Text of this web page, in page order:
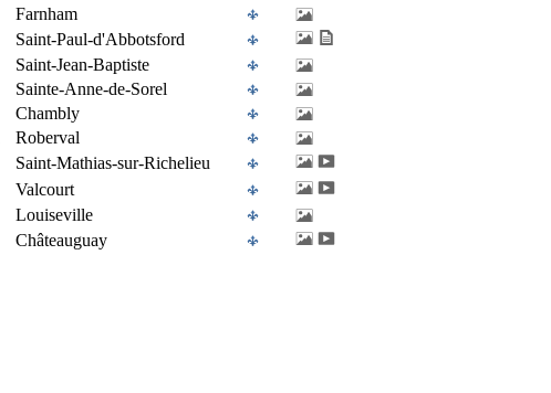
Farnham
Saint-Paul-d'Abbotsford
Saint-Jean-Baptiste
Sainte-Anne-de-Sorel
Chambly
Roberval
Saint-Mathias-sur-Richelieu
Valcourt
Louiseville
Châteauguay